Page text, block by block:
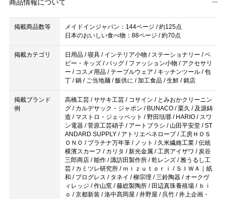
商品情報について
掲載商品数等
メイドインジャパン：144ページ / 約125点
日本のおいしい食べ物：88ページ / 約70点
掲載カテゴリ
日用品 / 寝具 / インテリア小物 / ステーショナリー / ベ
ビー・キッズ / バッグ / ファッション小物 / アクセサリ
ー / コスメ用品 / テーブルウェア / キッチンツール / 包
丁 / 鍋 / ご当地麺 / 飯供に / 加工食品 / 生鮮 / 銘店
掲載ブランド
例
高橋工芸 / ササキ工芸 / コサイン / とみおかクリーニン
グ / カルデサック・ジャポン / BUNACO / 栗久 / 及源鋳
造 / マストロ・ジェッペット / 野田琺瑯 / HARIO / スワ
ン電器 / 菅原工芸硝子 / アートブラシ / 山田平安堂 / ST
ANDARD SUPPLY / アトリエペネロープ / 工房ＨＯＳ
ＯＮＯ / プラチナ万年筆 / ノット / 久米繊維工業 / 伝統
横濱スカーフ / カリタ / 新光金属 / 工房アイザワ / 炭谷
三郎商店 / 能作 / 諏訪田製作所 / 乾レンズ / 雅うるし工
芸 / カミツレ研究所 / ｍｉｚｕｔｏｒｉ / ＳＩＷＡ｜紙
和 / プログレス / タネイ / 柳宗理 / 三鈴陶器 / オークヴ
ィレッジ / 作山窯 / 藤総製陶所 / 田辺真珠養殖場 / ｂｉ
ｏ / 京都新装 / 洛中髙岡屋 / 井野屋 / 呉竹 / 井上企画・